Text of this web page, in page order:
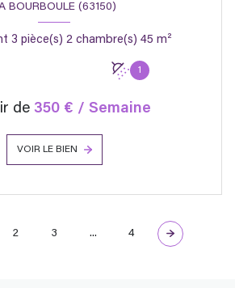
BOURBOULE (63150)
Appartement 3 pièce(s) 2 chambre(s) 45 m²
1
de 350 € / Semaine
VOIR LE BIEN
2 3 ... 4